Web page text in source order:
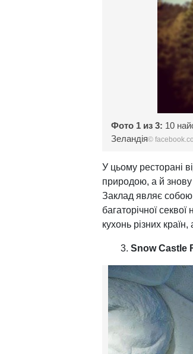
Фото 1 из 3: 10
Зеландія©
У цьому ресторані
природою, а й знову
Заклад являє
багаторічної
кухонь різних країн,
Snow Castle